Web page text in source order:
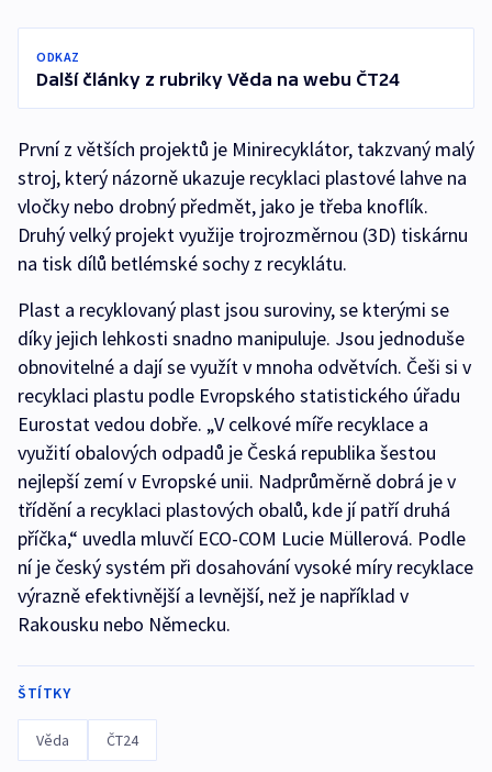
ODKAZ
Další články z rubriky Věda na webu ČT24
První z větších projektů je Minirecyklátor, takzvaný malý
stroj, který názorně ukazuje recyklaci plastové lahve na
vločky nebo drobný předmět, jako je třeba knoflík.
Druhý velký projekt využije trojrozměrnou (3D) tiskárnu
na tisk dílů betlémské sochy z recyklátu.
Plast a recyklovaný plast jsou suroviny, se kterými se
díky jejich lehkosti snadno manipuluje. Jsou jednoduše
obnovitelné a dají se využít v mnoha odvětvích. Češi si v
recyklaci plastu podle Evropského statistického úřadu
Eurostat vedou dobře. „V celkové míře recyklace a
využití obalových odpadů je Česká republika šestou
nejlepší zemí v Evropské unii. Nadprůměrně dobrá je v
třídění a recyklaci plastových obalů, kde jí patří druhá
příčka,“ uvedla mluvčí ECO-COM Lucie Müllerová. Podle
ní je český systém při dosahování vysoké míry recyklace
výrazně efektivnější a levnější, než je například v
Rakousku nebo Německu.
ŠTÍTKY
Věda ČT24